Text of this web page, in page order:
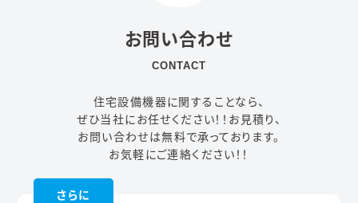
お問い合わせ
CONTACT
住宅設備機器に関することなら、
ぜひ当社にお任せください！！ お見積り、
お問い合わせは無料で承っております。
お気軽にご連絡ください！！
さらに